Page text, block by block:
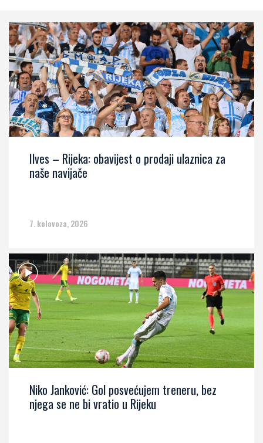
Ilves – Rijeka: obavijest o prodaji ulaznica za
naše navijače
7. kolovoza, 2026
Niko Janković: Gol posvećujem treneru, bez
njega se ne bi vratio u Rijeku